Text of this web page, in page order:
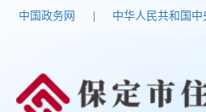
中国政务网 中华人民共和国